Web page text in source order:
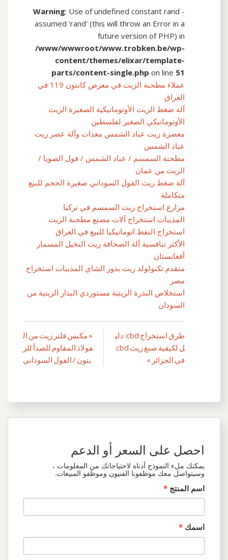
Warning: Use of undefined constant rand -
assumed 'rand' (this will throw an Error in a
future version of PHP) in
/www/wwwroot/www.trobken.be/wp-
content/themes/elixar/template-
parts/content-single.php on line 51
عملاء مطحنة الزيت في معرض كانتون 119 في
العراق
آلة ضغط الزيت الأوتوماتيكية الصغيرة الزيت
الأوتوماتيكي الصغير لفلسطين
معصرة زيت عباد الشمس معدات وآلة عصر زيت
عباد الشمس
مطحنة السمسم / عباد الشمس / فول الصويا /
الزيت من عمان
آلة ضغط زيت الفول السوداني صغيرة الحجم للبيع
متكاملة
مزارع استخراج زيت السمسم في تركيا
المذيبات استخراج آلات مصنع مطحنة الزيت
استخراج النفط اتوماتيكيا للبيع في العراق
الأكثر تنافسية آلة الصحافة زيت النخيل المسمار
أفغانستان
متقدم تكنولولد زيت بذور الشاي المذيبات استخراج
مصر
استخلاص البذرة الزيتية مستوردي البذار الزيتية من
السودان
تصفّح
المقالات
« مكبس فلتر زيت من ال
فولاذ المقاوم للصدأ للز
يتون / الفول السوداني
طرق استخراج cbd: دلي
ل لكيفية صنع زيت cbd
في الجزائر »
احصل على السعر أو الدعم
يمكنك ملء النموذج أدناه لاحتياجاتك من المعلومات ،
وسيتواصل معك موظفونا الفنيون وموظفو المبيعات.
اسم المنتج *
اسمك *